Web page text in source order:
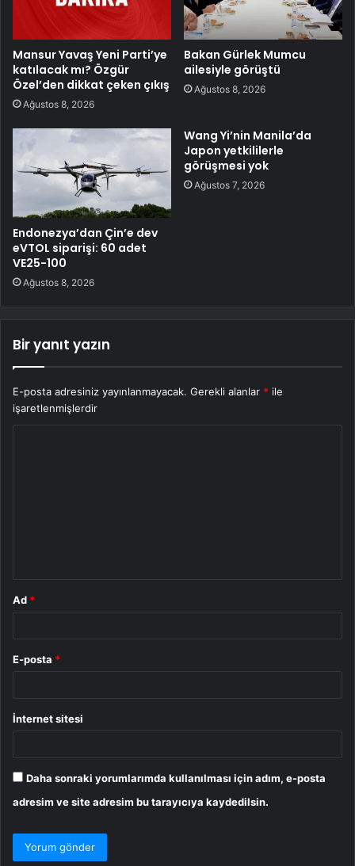
Mansur Yavaş Yeni Parti’ye
katılacak mı? Özgür
Özel’den dikkat çeken çıkış
Ağustos 8, 2026
Bakan Gürlek Mumcu
ailesiyle görüştü
Ağustos 8, 2026
Endonezya’dan Çin’e dev
eVTOL siparişi: 60 adet
VE25-100
Ağustos 8, 2026
Wang Yi’nin Manila’da
Japon yetkililerle
görüşmesi yok
Ağustos 7, 2026
Bir yanıt yazın
E-posta adresiniz yayınlanmayacak. Gerekli alanlar * ile
işaretlenmişlerdir
Ad *
E-posta *
İnternet sitesi
Daha sonraki yorumlarımda kullanılması için adım, e-posta
adresim ve site adresim bu tarayıcıya kaydedilsin.